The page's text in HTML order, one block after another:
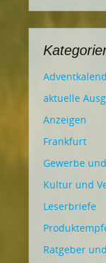
aktuelle
Anzeigen
Frankfurt
Gewerbe
Kultur und
Leserbriefe
Ratgeber